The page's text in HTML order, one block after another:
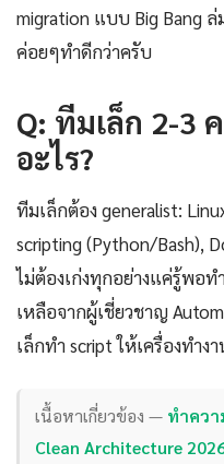
migration แบบ Big Bang
ค่อยๆทำดีกว่าครับ
Q: ทีมเล็ก 2-3
อะไร?
ทีมเล็กต้อง generalist:
scripting (Python/Bash),
ไม่ต้องเก่งทุกอย่างแค่รู้พอท
เหลือจากผู้เชี่ยวชาญ
เล็กทำ script ให้เครื่องทำ
เนื้อหาเกี่ยวข้อง — ทำควา
Clean Architecture